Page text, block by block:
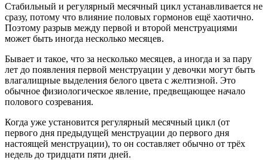
Стабильный и регулярный месячный цикл устанавливается не
сразу, потому что влияние половых гормонов ещё хаотично.
Поэтому разрыв между первой и второй менструациями
может быть иногда несколько месяцев.
Бывает и такое, что за несколько месяцев, а иногда и за пару
лет до появления первой менструации у девочки могут быть
влагалищные выделения белого цвета с желтизной. Это
обычное физиологическое явление, предвещающее начало
полового созревания.
Когда уже установится регулярный месячный цикл (от
первого дня предыдущей менструации до первого дня
настоящей менструации), то он составляет обычно от трёх
недель до тридцати пяти дней.